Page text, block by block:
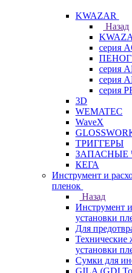
KWAZAR
Назад
серия
серия
серия
серия
3D
WEMATEC
WaveX
ТРИГГЕРЫ
ЗАПАСНЫЕ
КЕГА
Инструмент и
пленок
Назад
Инструмент
установки
Для
Технические
установки
Сумки для
GILA (GDI